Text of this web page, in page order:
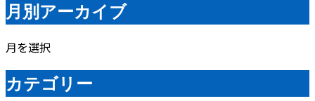
月別アーカイブ
月を選択
カテゴリー